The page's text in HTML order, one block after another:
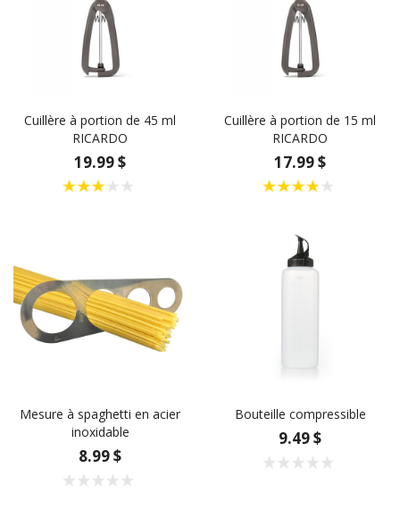
Cuillère à portion de 45 ml
RICARDO
19.99 $
Cuillère à portion de 15 ml
RICARDO
17.99 $
Mesure à spaghetti en acier
inoxidable
8.99 $
Bouteille compressible
9.49 $